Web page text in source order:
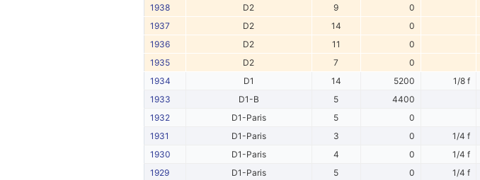
1938
D2 9 0
1937
D2 14 0
1936
D2 11 0
1935
D2 7 0
1934
D1 14 5200 1/8 f
1933
D1-B 5 4400
1932
D1-Paris 5 0
1931
D1-Paris 3 0 1/4 f
1930
D1-Paris 4 0 1/4 f
1929
D1-Paris 5 0 1/4 f